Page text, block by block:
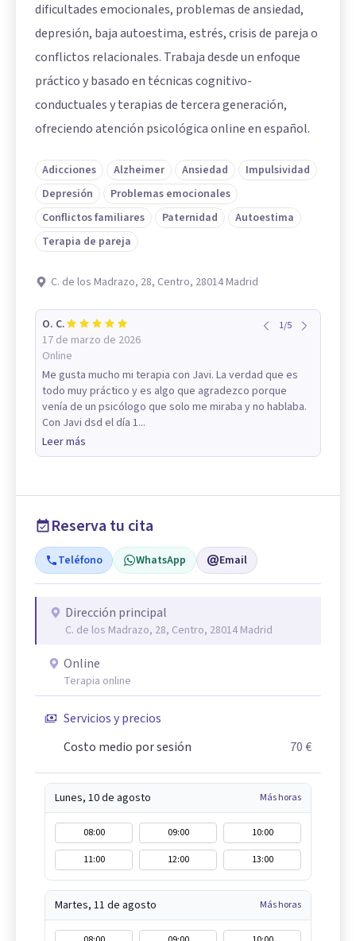
dificultades emocionales, problemas de ansiedad,
depresión, baja autoestima, estrés, crisis de pareja o
conflictos relacionales. Trabaja desde un enfoque
práctico y basado en técnicas cognitivo-
conductuales y terapias de tercera generación,
ofreciendo atención psicológica online en español.
Adicciones Alzheimer Ansiedad
Impulsividad
Depresión
Problemas emocionales
Conflictos familiares
Paternidad
Autoestima
Terapia de pareja
C. de los Madrazo, 28, Centro, 28014 Madrid
O. C.
17 de marzo de 2026
Online
1/5
Me gusta mucho mi terapia con Javi. La verdad que es
todo muy práctico y es algo que agradezco porque
venía de un psicólogo que solo me miraba y no hablaba.
Con Javi dsd el día 1...
Leer más
Reserva tu cita
Teléfono WhatsApp Email
Dirección principal
C. de los Madrazo, 28, Centro, 28014 Madrid
Online
Terapia online
Servicios y precios
Costo medio por sesión
70 €
Lunes, 10 de agosto Más horas
08:00 09:00
10:00
11:00
12:00 13:00
Martes, 11 de agosto Más horas